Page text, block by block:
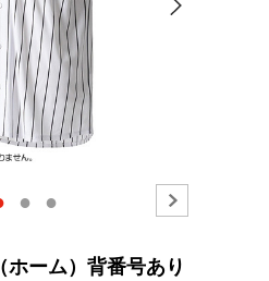
● ●
ーム）背番号あり